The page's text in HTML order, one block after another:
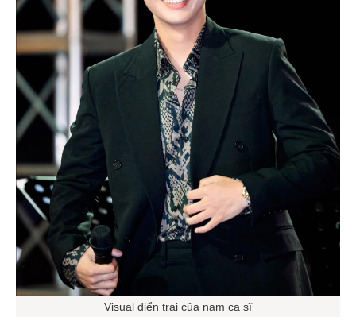
Visual điển trai của nam ca sĩ